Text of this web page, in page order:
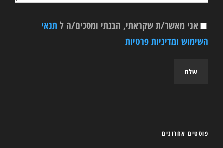
אני מאשר/ת שקראתי, הבנתי ומסכים/ה ל תנאי
השימוש ומדיניות פרטיות
פוסטים אחרונים